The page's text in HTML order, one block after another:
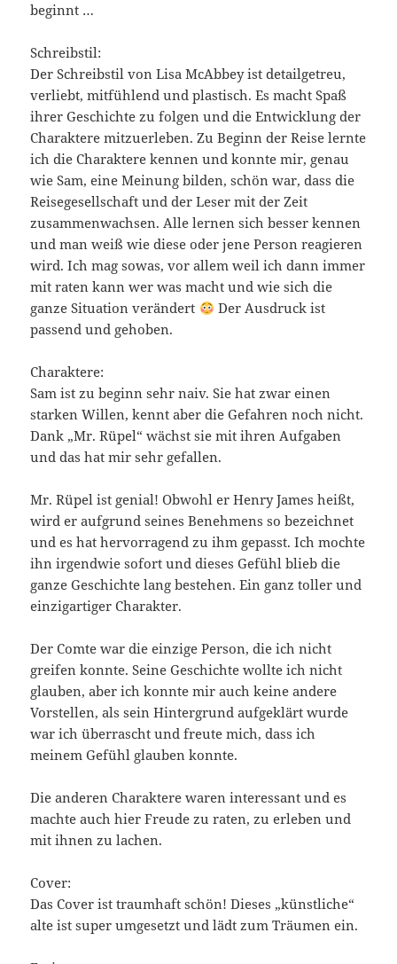
beginnt …
Schreibstil:
Der Schreibstil von Lisa McAbbey ist detailgetreu,
verliebt, mitfühlend und plastisch. Es macht Spaß
ihrer Geschichte zu folgen und die Entwicklung der
Charaktere mitzuerleben. Zu Beginn der Reise lernte
ich die Charaktere kennen und konnte mir, genau
wie Sam, eine Meinung bilden, schön war, dass die
Reisegesellschaft und der Leser mit der Zeit
zusammenwachsen. Alle lernen sich besser kennen
und man weiß wie diese oder jene Person reagieren
wird. Ich mag sowas, vor allem weil ich dann immer
mit raten kann wer was macht und wie sich die
ganze Situation verändert
Der Ausdruck ist
passend und gehoben.
Charaktere:
Sam ist zu beginn sehr naiv. Sie hat zwar einen
starken Willen, kennt aber die Gefahren noch nicht.
Dank „Mr. Rüpel“ wächst sie mit ihren Aufgaben
und das hat mir sehr gefallen.
Mr. Rüpel ist genial! Obwohl er Henry James heißt,
wird er aufgrund seines Benehmens so bezeichnet
und es hat hervorragend zu ihm gepasst. Ich mochte
ihn irgendwie sofort und dieses Gefühl blieb die
ganze Geschichte lang bestehen. Ein ganz toller und
einzigartiger Charakter.
Der Comte war die einzige Person, die ich nicht
greifen konnte. Seine Geschichte wollte ich nicht
glauben, aber ich konnte mir auch keine andere
Vorstellen, als sein Hintergrund aufgeklärt wurde
war ich überrascht und freute mich, dass ich
meinem Gefühl glauben konnte.
Die anderen Charaktere waren interessant und es
machte auch hier Freude zu raten, zu erleben und
mit ihnen zu lachen.
Cover:
Das Cover ist traumhaft schön! Dieses „künstliche“
alte ist super umgesetzt und lädt zum Träumen ein.